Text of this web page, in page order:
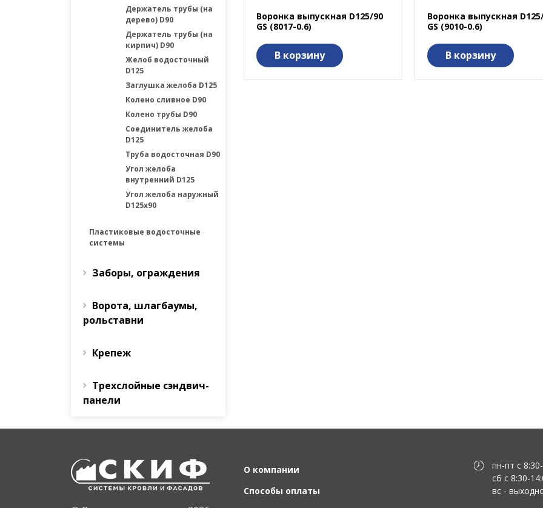
Держатель трубы (на
дерево) D90
Держатель трубы (на
кирпич) D90
Желоб водосточный
D125
Заглушка желоба D125
Колено сливное D90
Колено трубы D90
Соединитель желоба
D125
Труба водосточная D90
Угол желоба
внутренний D125
Угол желоба наружный
D125х90
Пластиковые водосточные
системы
Заборы, ограждения
Ворота, шлагбаумы,
рольставни
Крепеж
Трехслойные сэндвич-
панели
Воронка выпускная D125/90
GS (8017-0.6)
В корзину
Воронка выпускная
GS (9010-0.6)
В корзину
О компании
Способы оплаты
пн-пт с
сб с 8:30-
вс -